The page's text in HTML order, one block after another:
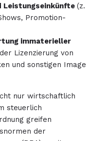
(z.
Promotion-
immaterieller
Lizenzierung von
und sonstigen Image
nur wirtschaftlich
steuerlich
greifen
der